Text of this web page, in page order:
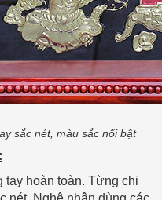
sắc nét, màu sắc nổi bật
tay hoàn toàn. Từng chi